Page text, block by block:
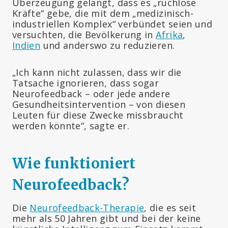
Kräfte“ gebe, die mit dem „medizinisch-
industriellen Komplex“ verbündet seien und
versuchten, die Bevölkerung inAfrika,
Indien und anderswo zu reduzieren.
„Ich kann nicht zulassen, dass wir die
Tatsache ignorieren, dass sogar
Neurofeedback – oder jede andere
Gesundheitsintervention – von diesen
Leuten für diese Zwecke missbraucht
werden könnte“, sagte er.
Wie funktioniert
Neurofeedback?
Die Neurofeedback-Therapie, die es seit
mehr als 50 Jahren gibt und bei der keine